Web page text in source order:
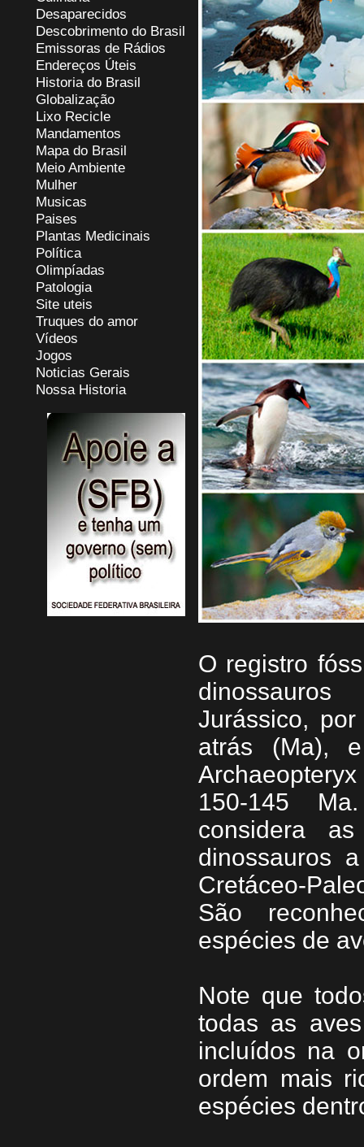
Desaparecidos
Descobrimento do Brasil
Emissoras de Rádios
Endereços Úteis
Historia do Brasil
Globalização
Lixo Recicle
Mandamentos
Mapa do Brasil
Meio Ambiente
Mulher
Musicas
Paises
Plantas Medicinais
Política
Olimpíadas
Patologia
Site uteis
Truques do amor
Vídeos
Jogos
Noticias Gerais
Nossa Historia
O registro
Jurássico,
atrás (Ma),
150-145
considera
dinossauros
Cretáceo-
São
espécies de
Note que
todas as
incluídos na
ordem mais
espécies